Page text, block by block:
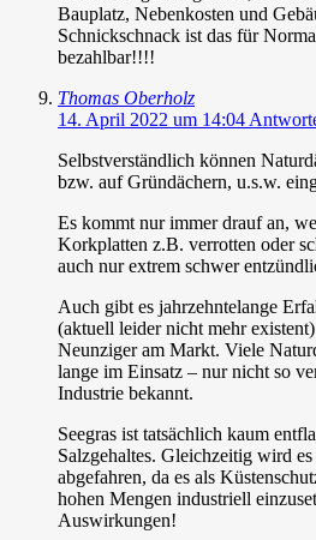
Bauplatz, Nebenkosten und
Schnickschnack ist das für
bezahlbar!!!!
Thomas Oberholz
14. April 2022 um 14:04
Selbstverständlich können
bzw. auf Gründächern, u.s.w.
Es kommt nur immer drauf an,
Korkplatten z.B. verrotten oder
auch nur extrem schwer
Auch gibt es jahrzehntelange
(aktuell leider nicht mehr
Neunziger am Markt. Viele
lange im Einsatz – nur nicht so
Industrie bekannt.
Seegras ist tatsächlich kaum
Salzgehaltes. Gleichzeitig wird
abgefahren, da es als
hohen Mengen industriell
Auswirkungen!